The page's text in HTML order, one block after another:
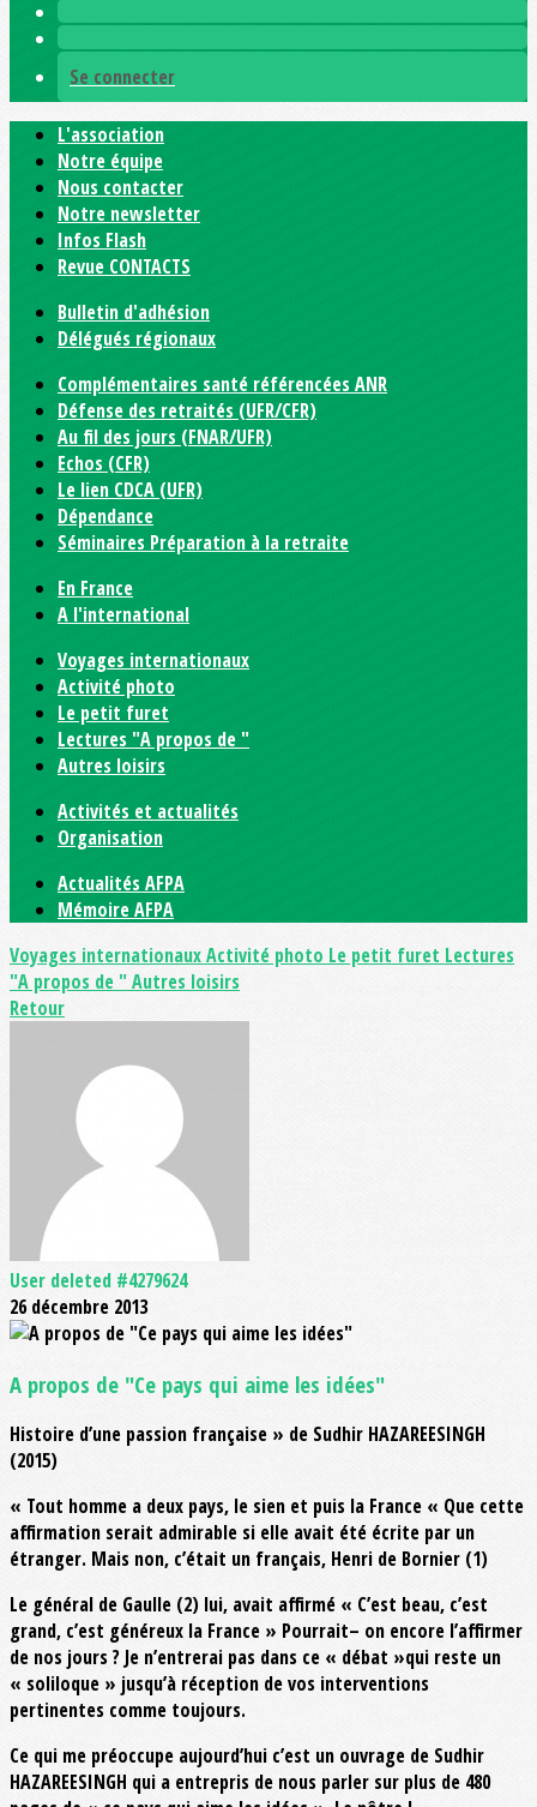
Se connecter
L'association
Notre équipe
Nous contacter
Notre newsletter
Infos Flash
Revue CONTACTS
Bulletin d'adhésion
Délégués régionaux
Complémentaires santé référencées ANR
Défense des retraités (UFR/CFR)
Au fil des jours (FNAR/UFR)
Echos (CFR)
Le lien CDCA (UFR)
Dépendance
Séminaires Préparation à la retraite
En France
A l'international
Voyages internationaux
Activité photo
Le petit furet
Lectures "A propos de "
Autres loisirs
Activités et actualités
Organisation
Actualités AFPA
Mémoire AFPA
Voyages internationauxActivité photo Le petit furet Lectures
"A propos de "Autres loisirs
Retour
User deleted #4279624
26 décembre 2013
A propos de "Ce pays qui aime les idées"
Histoire d’une passion française » de Sudhir HAZAREESINGH
(2015)
« Tout homme a deux pays, le sien et puis la France « Que cette
affirmation serait admirable si elle avait été écrite par un
étranger. Mais non, c’était un français, Henri de Bornier (1)
Le général de Gaulle (2) lui, avait affirmé « C’est beau, c’est
grand, c’est généreux la France » Pourrait– on encore l’affirmer
de nos jours ? Je n’entrerai pas dans ce « débat »qui reste un
« soliloque » jusqu’à réception de vos interventions
pertinentes comme toujours.
Ce qui me préoccupe aujourd’hui c’est un ouvrage de Sudhir
HAZAREESINGH qui a entrepris de nous parler sur plus de 480